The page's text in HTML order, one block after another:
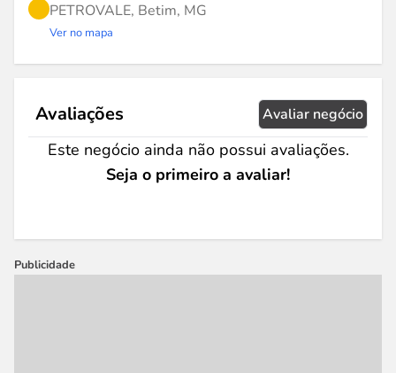
PETROVALE, Betim, MG
Ver no mapa
Avaliações Avaliar negócio
Este negócio ainda não possui avaliações.
Seja o primeiro a avaliar!
Publicidade